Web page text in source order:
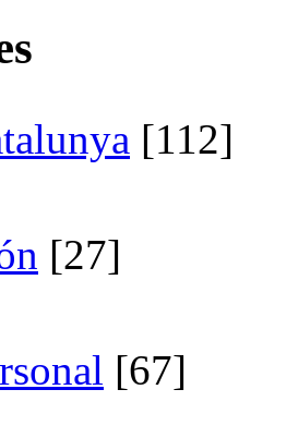
[112]
[27]
[67]